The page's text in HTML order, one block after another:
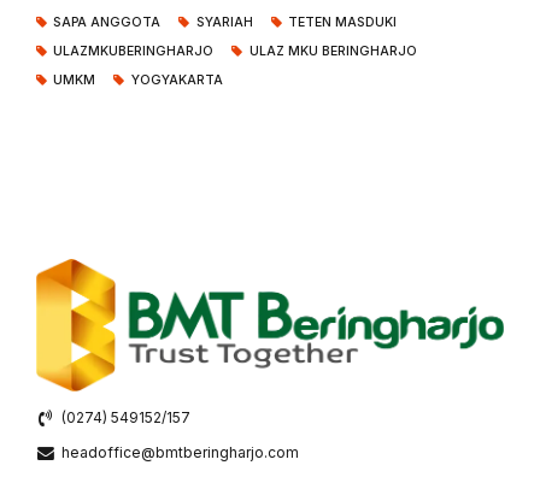
SAPA ANGGOTA
SYARIAH
TETEN MASDUKI
ULAZMKUBERINGHARJO
ULAZ MKU BERINGHARJO
UMKM
YOGYAKARTA
(0274) 549152/157
headoffice@bmtberingharjo.com